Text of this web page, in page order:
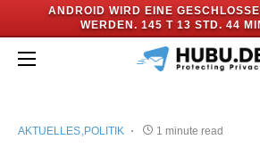
ANDROID WIRD EINE
WERDEN. 145 T 13 STD. 44
AKTUELLES POLITIK 1 minute read